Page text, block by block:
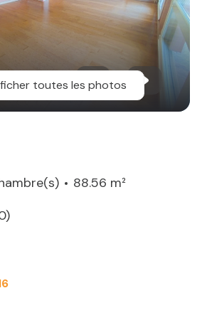
toutes les photos
88.56 m²